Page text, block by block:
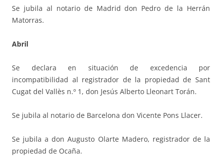
Se jubila al notario de Madrid don Pedro de la Herrán
Matorras.
Abril
Se declara en situación de excedencia por
incompatibilidad al registrador de la propiedad de Sant
Cugat del Vallès n.º 1, don Jesús Alberto Lleonart Torán.
Se jubila al notario de Barcelona don Vicente Pons Llacer.
Se jubila a don Augusto Olarte Madero, registrador de la
propiedad de Ocaña.